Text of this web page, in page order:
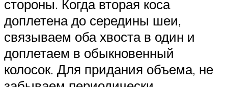
стороны. Когда вторая коса
доплетена до середины шеи,
связываем оба хвоста в один и
доплетаем в обыкновенный
колосок. Для придания объема, не